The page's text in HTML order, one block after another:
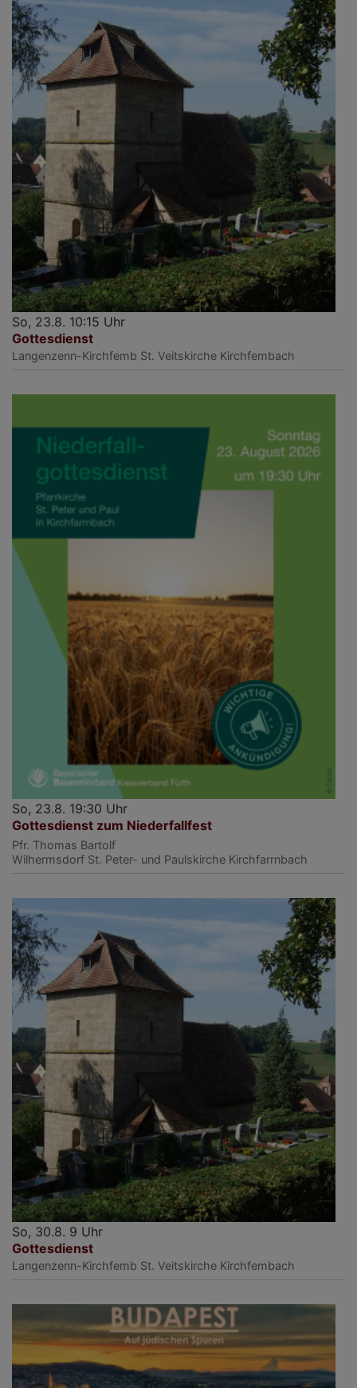
So, 23.8. 10:15 Uhr
Gottesdienst
Langenzenn-Kirchfemb St. Veitskirche Kirchfembach
So, 23.8. 19:30 Uhr
Gottesdienst zum Niederfallfest
Pfr. Thomas Bartolf
Wilhermsdorf St. Peter- und Paulskirche Kirchfarrnbach
So, 30.8. 9 Uhr
Gottesdienst
Langenzenn-Kirchfemb St. Veitskirche Kirchfembach